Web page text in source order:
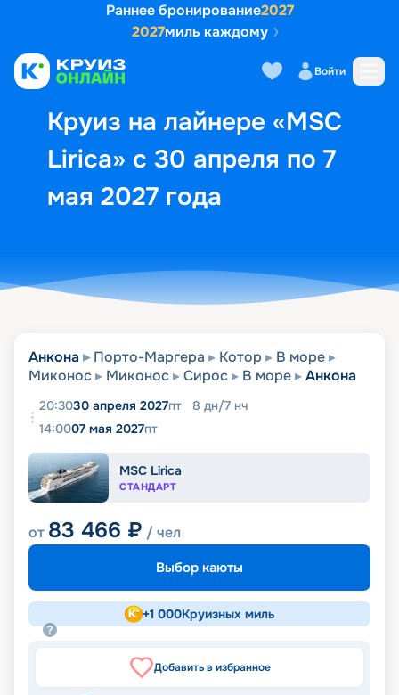
Раннее бронирование2027
2027миль каждому
Войти
Круиз на лайнере «MSC
Lirica» с 30 апреля по 7
мая 2027 года
Выбор кают Маршрут и
Анкона Порто-Маргера Котор
В море
Миконос
Миконос Сирос В море Анкона
20:3030 апреля 2027пт 8 дн/7 нч
14:0007 мая 2027пт
MSC Lirica
СТАНДАРТ
от 83 466 ₽ / чел
Выбор каюты
+1 000Круизных миль
Добавить в избранное